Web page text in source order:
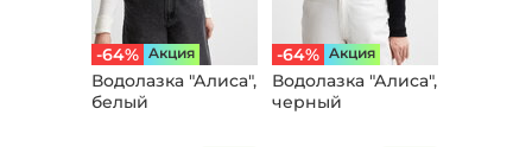
-64% Aкция
Водолазка "Алиса",
белый
-64% Aкция
Водолазка "Алиса",
черный